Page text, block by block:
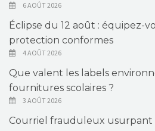
6 AOÛT 2026
Éclipse du 12 août : équipez-
protection conformes
4 AOÛT 2026
Que valent les labels
fournitures scolaires ?
3 AOÛT 2026
Courriel frauduleux usurpant